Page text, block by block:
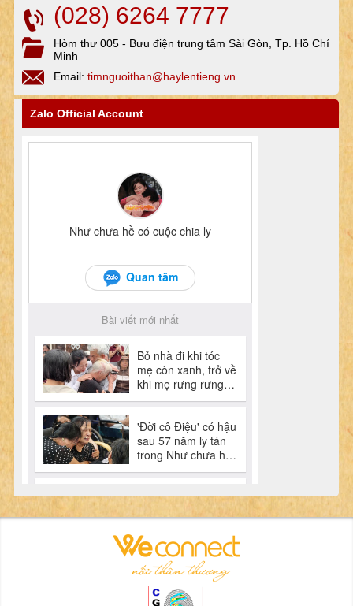
(028) 6264 7777
Hòm thư 005 - Bưu điện trung tâm Sài Gòn, Tp. Hồ Chí
Minh
Email: timnguoithan@haylentieng.vn
Zalo Official Account